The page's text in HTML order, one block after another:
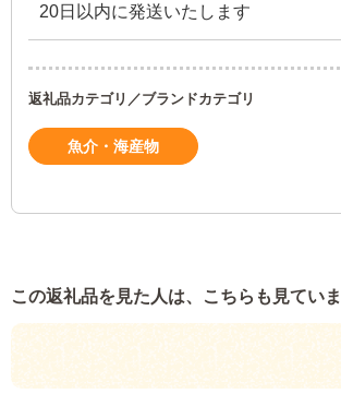
20日以内に発送いたします
返礼品カテゴリ／ブランドカテゴリ
魚介・海産物
この返礼品を見た人は、こちらも見てい